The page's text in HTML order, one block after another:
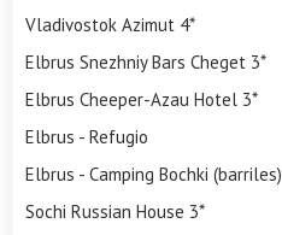
Vladivostok Azimut 4*
Elbrus Snezhniy Bars Cheget 3*
Elbrus Cheeper-Azau Hotel 3*
Elbrus - Refugio
Elbrus - Camping Bochki (barriles)
Sochi Russian House 3*